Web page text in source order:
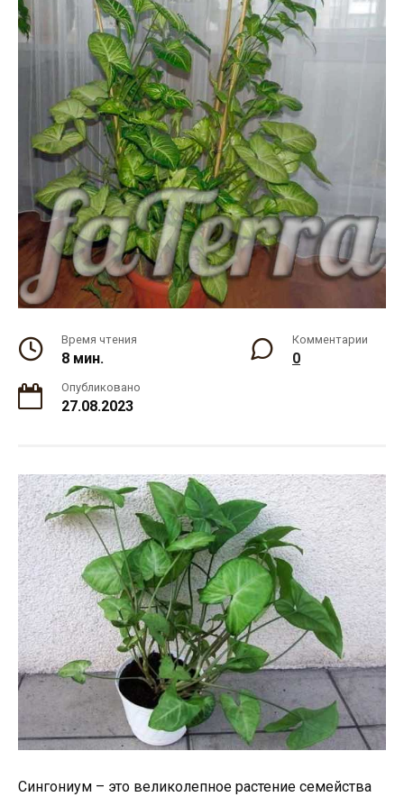
Время чтения
8 мин.
Комментарии
0
Опубликовано
27.08.2023
Сингониум – это великолепное растение семейства